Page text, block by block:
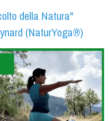
della Natura"
(NaturYoga®)